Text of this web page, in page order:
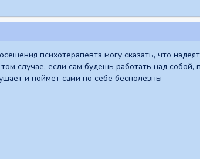
психотерапевта могу сказать, что
случае, если сам будешь работать над
и поймет сами по себе бесполезны